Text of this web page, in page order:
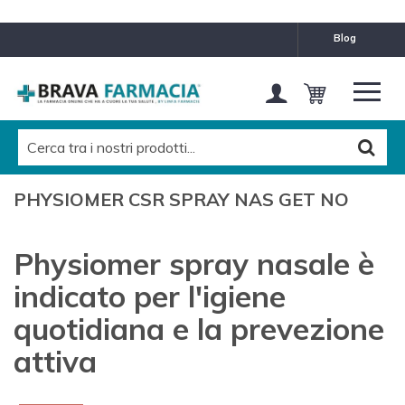
blog
PHYSIOMER CSR SPRAY NAS GET NO
Physiomer spray nasale è
indicato per l'igiene
quotidiana e la prevezione
attiva